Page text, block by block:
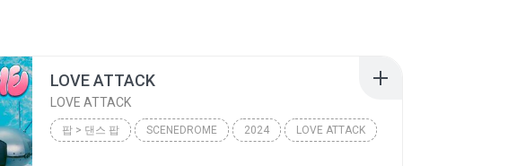
LOVE ATTACK
LOVE ATTACK
팝 > 댄스 팝 SCENEDROME 2024 LOVE ATTACK